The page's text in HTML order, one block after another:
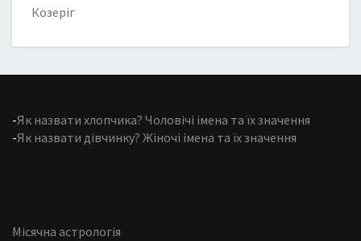
Козеріг
-Як назвати хлопчика? Чоловічі імена та їх значення
-Як назвати дівчинку? Жіночі імена та їх значення
Місячна астрологія